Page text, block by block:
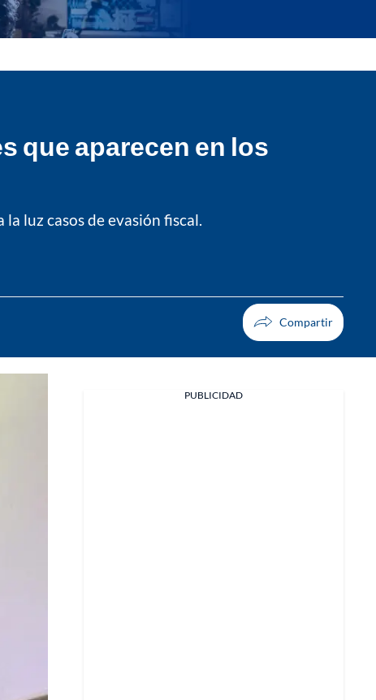
que aparecen en los
luz casos de evasión fiscal.
PUBLICIDAD